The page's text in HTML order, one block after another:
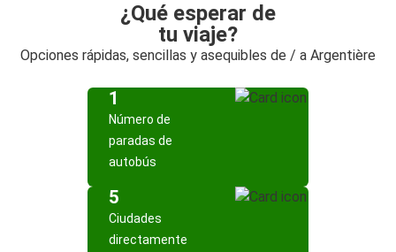
¿Qué esperar de
tu viaje?
Opciones rápidas, sencillas y asequibles de / a Argentière
1
Número de
paradas de
autobús
5
Ciudades
directamente